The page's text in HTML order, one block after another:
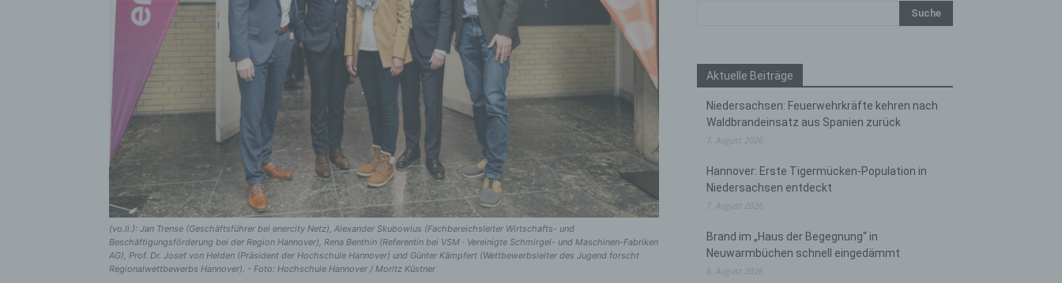
(vo.li.): Jan Trense (Geschäftsführer bei enercity Netz), Alexander Skubowius (Fachbereichsleiter Wirtschafts- und
Beschäftigungsförderung bei der Region Hannover), Rena Benthin (Referentin bei VSM · Vereinigte Schmirgel- und Maschinen-Fabriken
AG), Prof. Dr. Josef von Helden (Präsident der Hochschule Hannover) und Günter Kämpfert (Wettbewerbsleiter des Jugend forscht
Regionalwettbewerbs Hannover). - Foto: Hochschule Hannover / Moritz Küstner
Aktuelle Beiträge
Niedersachsen: Feuerwehrkräfte kehren nach
Waldbrandeinsatz aus Spanien zurück
7. August 2026
Hannover: Erste Tigermücken-Population in
Niedersachsen entdeckt
7. August 2026
Brand im „Haus der Begegnung“ in
Neuwarmbüchen schnell eingedämmt
6. August 2026